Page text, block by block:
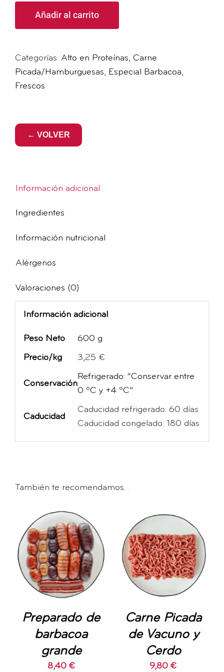
Vacuno
Grasa
150
cantidad
Añadir al carrito
Categorías: Alto en Proteínas, Carne
Picada/Hamburguesas, Especial Barbacoa,
Frescos
← VOLVER
Información adicional
Ingredientes
Información nutricional
Alérgenos
Valoraciones (0)
Información adicional
Peso Neto
600 g
Precio/kg
3,25 €
Conservación
Refrigerado: “Conservar entre
0 ºC y +4 ºC”
Caducidad
Caducidad refrigerado: 60 días
Caducidad congelado: 180 días
También te recomendamos…
AÑADIR AL
CARRITO
/
DETALLES
Preparado de
barbacoa
grande
8,40 €
AÑADIR AL
CARRITO
/
DETALLES
Carne Picada
de Vacuno y
Cerdo
9,80 €